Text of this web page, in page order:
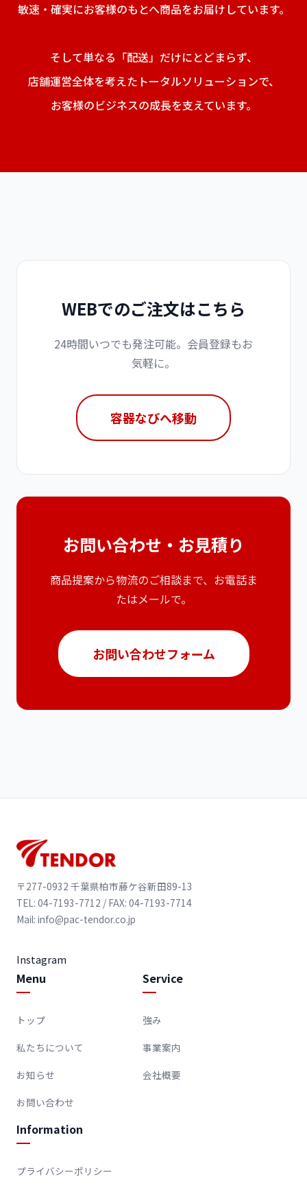
敏速・確実にお客様のもとへ商品をお届けしています。
そして単なる「配送」だけにとどまらず、
店舗運営全体を考えたトータルソリューションで、
お客様のビジネスの成長を支えています。
WEBでのご注文はこちら
24時間いつでも発注可能。会員登録もお
気軽に。
容器なびへ移動
お問い合わせ・お見積り
商品提案から物流のご相談まで、お電話ま
たはメールで。
お問い合わせフォーム
〒277-0932 千葉県柏市藤ケ谷新田89-13
TEL: 04-7193-7712 / FAX: 04-7193-7714
Mail: info@pac-tendor.co.jp
Instagram
Menu
トップ
私たちについて
お知らせ
お問い合わせ
Service
強み
事業案内
会社概要
Information
プライバシーポリシー